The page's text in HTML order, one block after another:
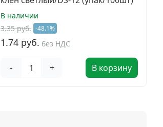
В наличии
3.35 руб. -48.1%
1.74 руб. без НДС
- + В корзину